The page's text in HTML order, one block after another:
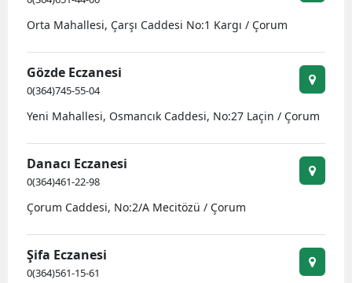
Eskişehir
Gaziantep
Gümüşhane
Orta Mahallesi, Çarşı Caddesi No:1 Kargı / Çorum
Gözde Eczanesi
0(364)745-55-04
Yeni Mahallesi, Osmancık Caddesi, No:27 Laçin / Çorum
Danacı Eczanesi
0(364)461-22-98
Çorum Caddesi, No:2/A Mecitözü / Çorum
Şifa Eczanesi
0(364)561-15-61